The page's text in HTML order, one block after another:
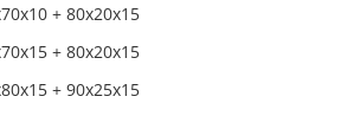
+ 80х20х15
+ 80х20х15
+ 90х25х15